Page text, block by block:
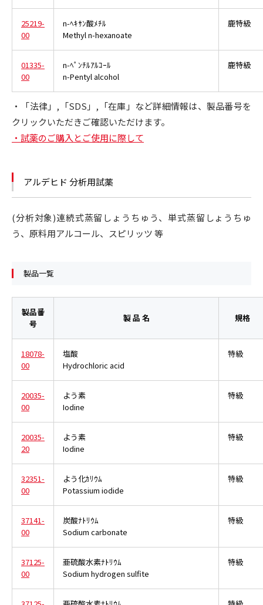
25219-
00
n-ﾍｷｻﾝ酸ﾒﾁﾙ
Methyl n-hexanoate
鹿特級
01335-
00
n-ﾍﾟﾝﾁﾙｱﾙｺｰﾙ
n-Pentyl alcohol
鹿特級
・「法律」,「SDS」,「在庫」など詳細情報は、製品番号を
クリックいただきご確認いただけます。
・試薬のご購入とご使用に際して
アルデヒド 分析用試薬
(分析対象)連続式蒸留しょうちゅう、単式蒸留しょうちゅ
う、原料用アルコール、スピリッツ 等
製品一覧
製品番
号
製 品 名 規格
18078-
00
塩酸
Hydrochloric acid
特級
20035-
00
よう素
Iodine
特級
20035-
20
よう素
Iodine
特級
32351-
00
よう化ｶﾘｳﾑ
Potassium iodide
特級
37141-
00
炭酸ﾅﾄﾘｳﾑ
Sodium carbonate
特級
37125-
00
亜硫酸水素ﾅﾄﾘｳﾑ
Sodium hydrogen sulfite
特級